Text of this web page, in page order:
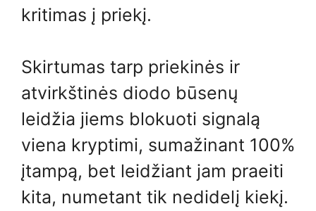
kritimas į priekį.
Skirtumas tarp priekinės ir
atvirkštinės diodo būsenų
leidžia jiems blokuoti signalą
viena kryptimi, sumažinant 100%
įtampą, bet leidžiant jam praeiti
kita, numetant tik nedidelį kiekį.